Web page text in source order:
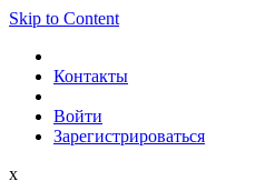
Skip to Content
Контакты
Войти
Зарегистрироваться
x